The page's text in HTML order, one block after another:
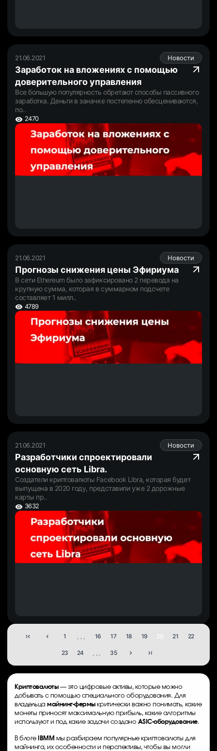
21.06.2021 Новости
Заработок на вложениях с помощью
доверительного управления
Все большую популярность обретают способы пассивного
заработка. Деньги в заначке постепенно обесцениваются,
по..
2470
21.06.2021 Новости
Прогнозы снижения цены Эфириума
В сети Ethereum было зафиксировано 2 перевода на
крупную сумма, которая в суммарном подсчете
составляет 1 милл..
4789
21.06.2021 Новости
Разработчики спроектировали
основную сеть Libra.
Создатели криптовалюты Facebook Libra, которая будет
выпущена в 2020 году, представили уже 2 дорожные
карты пр..
3632
1 ... 16 17 18 19 20 21 22
23 24 ... 35
Криптовалюты— это цифровые активы, которые можно
добывать с помощью специального оборудования. Для
владельцамайнинг-фермыкритически важно понимать, какие
монеты приносят максимальную прибыль, какие алгоритмы
используют и под какие задачи создано ASIC-оборудование.
В блоге IBMM мы разбираем популярные криптовалюты для
майнинга, их особенности и перспективы, чтобы вы могли